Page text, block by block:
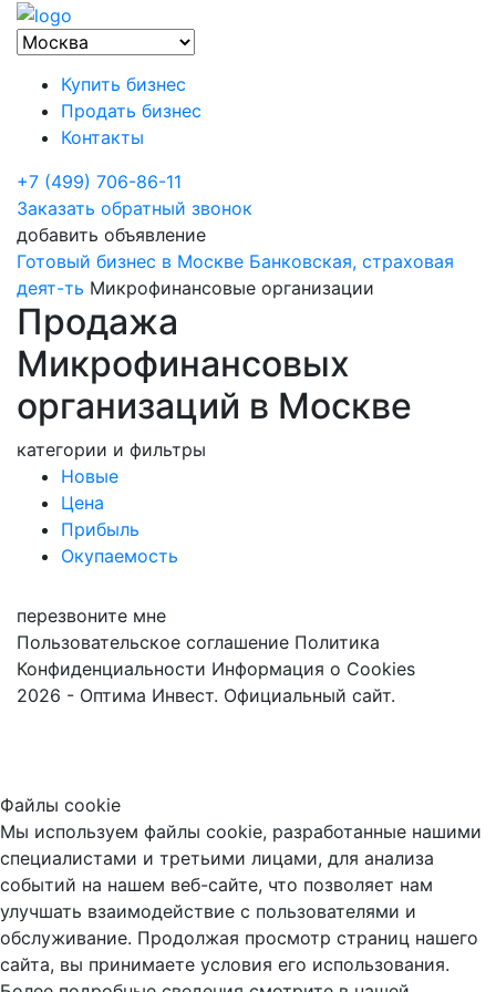
Купить бизнес
Продать бизнес
Контакты
+7 (499) 706-86-11
Заказать обратный звонок
добавить объявление
Готовый бизнес в Москве Банковская, страховая
деят-ть Микрофинансовые организации
Продажа
Микрофинансовых
организаций в Москве
категории и фильтры
Новые
Цена
Прибыль
Окупаемость
перезвоните мне
Пользовательское соглашение Политика
Конфиденциальности Информация о Cookies
2026 - Оптима Инвест. Официальный сайт.
Файлы cookie
Мы используем файлы cookie, разработанные нашими
специалистами и третьими лицами, для анализа
событий на нашем веб-сайте, что позволяет нам
улучшать взаимодействие с пользователями и
обслуживание. Продолжая просмотр страниц нашего
сайта, вы принимаете условия его использования.